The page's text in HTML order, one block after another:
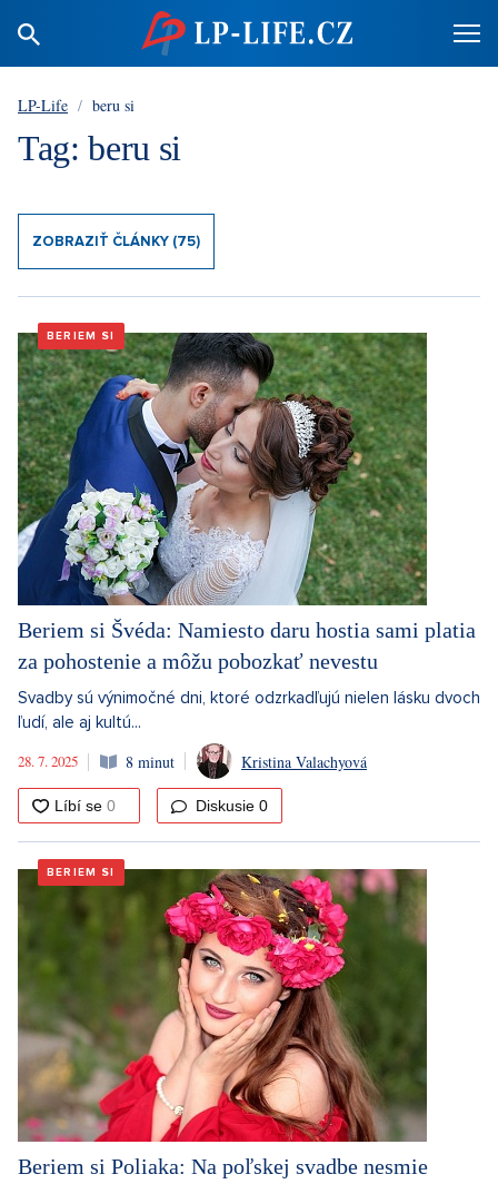
LP-Life / beru si
Tag: beru si
ZOBRAZIŤ ČLÁNKY (75)
BERIEM SI
Beriem si Švéda: Namiesto daru hostia sami platia
za pohostenie a môžu pobozkať nevestu
Svadby sú výnimočné dni, ktoré odzrkadľujú nielen lásku dvoch
ľudí, ale aj kultú...
28. 7. 2025
8 minut Kristina Valachyová
Diskusie 0
BERIEM SI
Beriem si Poliaka: Na poľskej svadbe nesmie